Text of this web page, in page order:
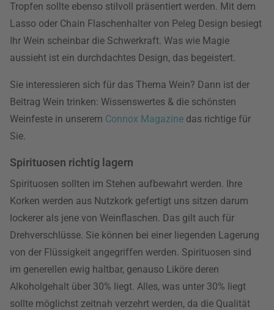
Tropfen sollte ebenso stilvoll präsentiert werden. Mit dem
Lasso oder Chain Flaschenhalter von Peleg Design besiegt
Ihr Wein scheinbar die Schwerkraft. Was wie Magie
aussieht ist ein durchdachtes Design, das begeistert.
Sie interessieren sich für das Thema Wein? Dann ist der
Beitrag Wein trinken: Wissenswertes & die schönsten
Weinfeste in unserem Connox Magazine das richtige für
Sie.
Spirituosen richtig lagern
Spirituosen sollten im Stehen aufbewahrt werden. Ihre
Korken werden aus Nutzkork gefertigt uns sitzen darum
lockerer als jene von Weinflaschen. Das gilt auch für
Drehverschlüsse. Sie können bei einer liegenden Lagerung
von der Flüssigkeit angegriffen werden. Spirituosen sind
im generellen ewig haltbar, genauso Liköre deren
Alkoholgehalt über 30% liegt. Alles, was unter 30% liegt
sollte möglichst zeitnah verzehrt werden, da die Qualität